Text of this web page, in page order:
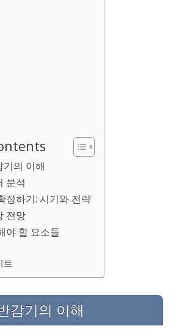
기의 이해
분석
정하기: 시기와 전략
전망
야 할 요소들
트
감기의 이해